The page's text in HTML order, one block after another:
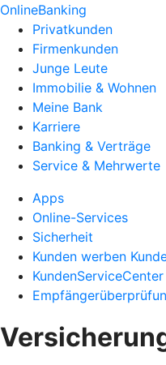
OnlineBanking
Privatkunden
Firmenkunden
Junge Leute
Immobilie & Wohnen
Meine Bank
Karriere
Banking & Verträge
Service & Mehrwerte
Apps
Online-Services
Sicherheit
Kunden werben
KundenServiceCenter